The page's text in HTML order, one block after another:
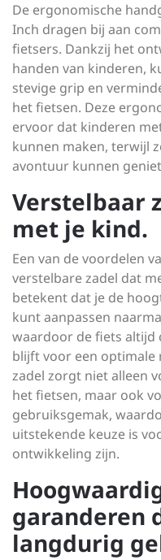
De ergonomische
Inch dragen bij aan
fietsers. Dankzij het
handen van kinderen,
stevige grip en
het fietsen. Deze
ervoor dat kinderen
kunnen maken, terwijl
avontuur kunnen
Verstelbaar
met je kind.
Een van de voordelen
verstelbare zadel dat
betekent dat je de
kunt aanpassen
waardoor de fiets altijd
blijft voor een optimale
zadel zorgt niet alleen
het fietsen, maar ook
gebruiksgemak,
uitstekende keuze is
ontwikkeling zijn.
garanderen
langdurig